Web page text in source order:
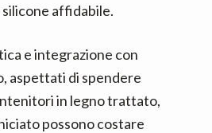
affidabile.
e integrazione con
aspettati di spendere
in legno trattato,
possono costare